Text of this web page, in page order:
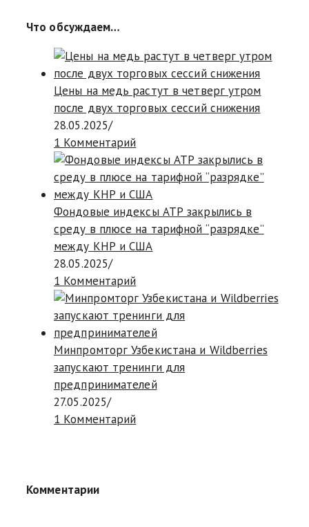
Что обсуждаем…
Цены на медь растут в четверг утром
после двух торговых сессий снижения
28.05.2025/
1 Комментарий
Фондовые индексы АТР закрылись в
среду в плюсе на тарифной “разрядке”
между КНР и США
28.05.2025/
1 Комментарий
Минпромторг Узбекистана и Wildberries
запускают тренинги для
предпринимателей
27.05.2025/
1 Комментарий
Комментарии